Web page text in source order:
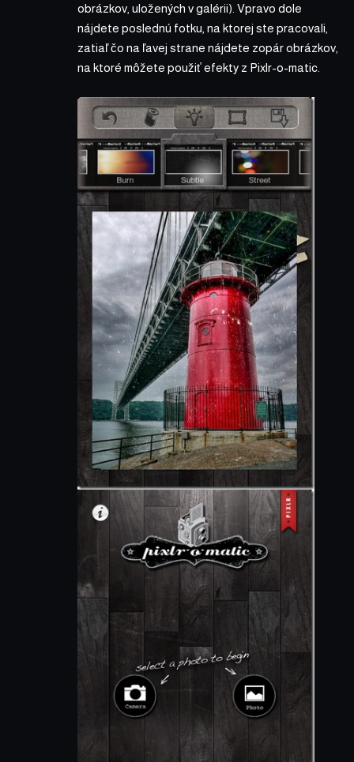
obrázkov, uložených v galérii). Vpravo dole
nájdete poslednú fotku, na ktorej ste pracovali,
zatiaľ čo na ľavej strane nájdete zopár obrázkov,
na ktoré môžete použiť efekty z Pixlr-o-matic.